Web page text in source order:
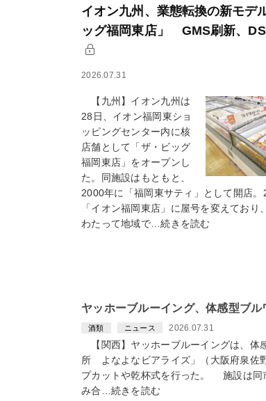
イオン九州、業態転換の新モデ
ッグ福岡東店」 GMS刷新、
2026.07.31
【九州】イオン九州は
28日、イオン福岡東ショ
ッピングセンター内に核
店舗として「ザ・ビッグ
福岡東店」をオープンし
た。同施設はもともと、
2000年に「福岡東サティ」として開店。
「イオン福岡東店」に屋号を変えており
わたって地域で…続きを読む
ヤッホーブルーイング、体感型ブル
酒類 ニュース 2026.07.31
【関西】ヤッホーブルーイングは、体
所 よなよなビアライズ」（大阪府泉佐
プカットや乾杯式を行った。 施設は同
み合…続きを読む